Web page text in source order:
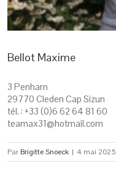
Bellot Maxime
3 Penharn
29770 Cleden Cap Sizun
tél. : +33 (0)6 62 64 81 60
teamax31@hotmail.com
Par Brigitte Snoeck | 4 mai 2025